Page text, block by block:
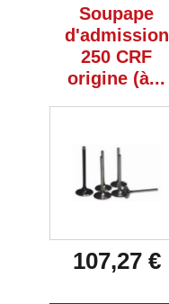
Soupape
d'admission
250 CRF
origine (à...
107,27 €